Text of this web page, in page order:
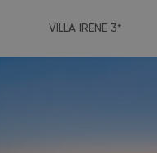
VILLA IRENE 3*